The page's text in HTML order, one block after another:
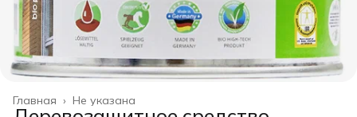
Не указана
Главная ›